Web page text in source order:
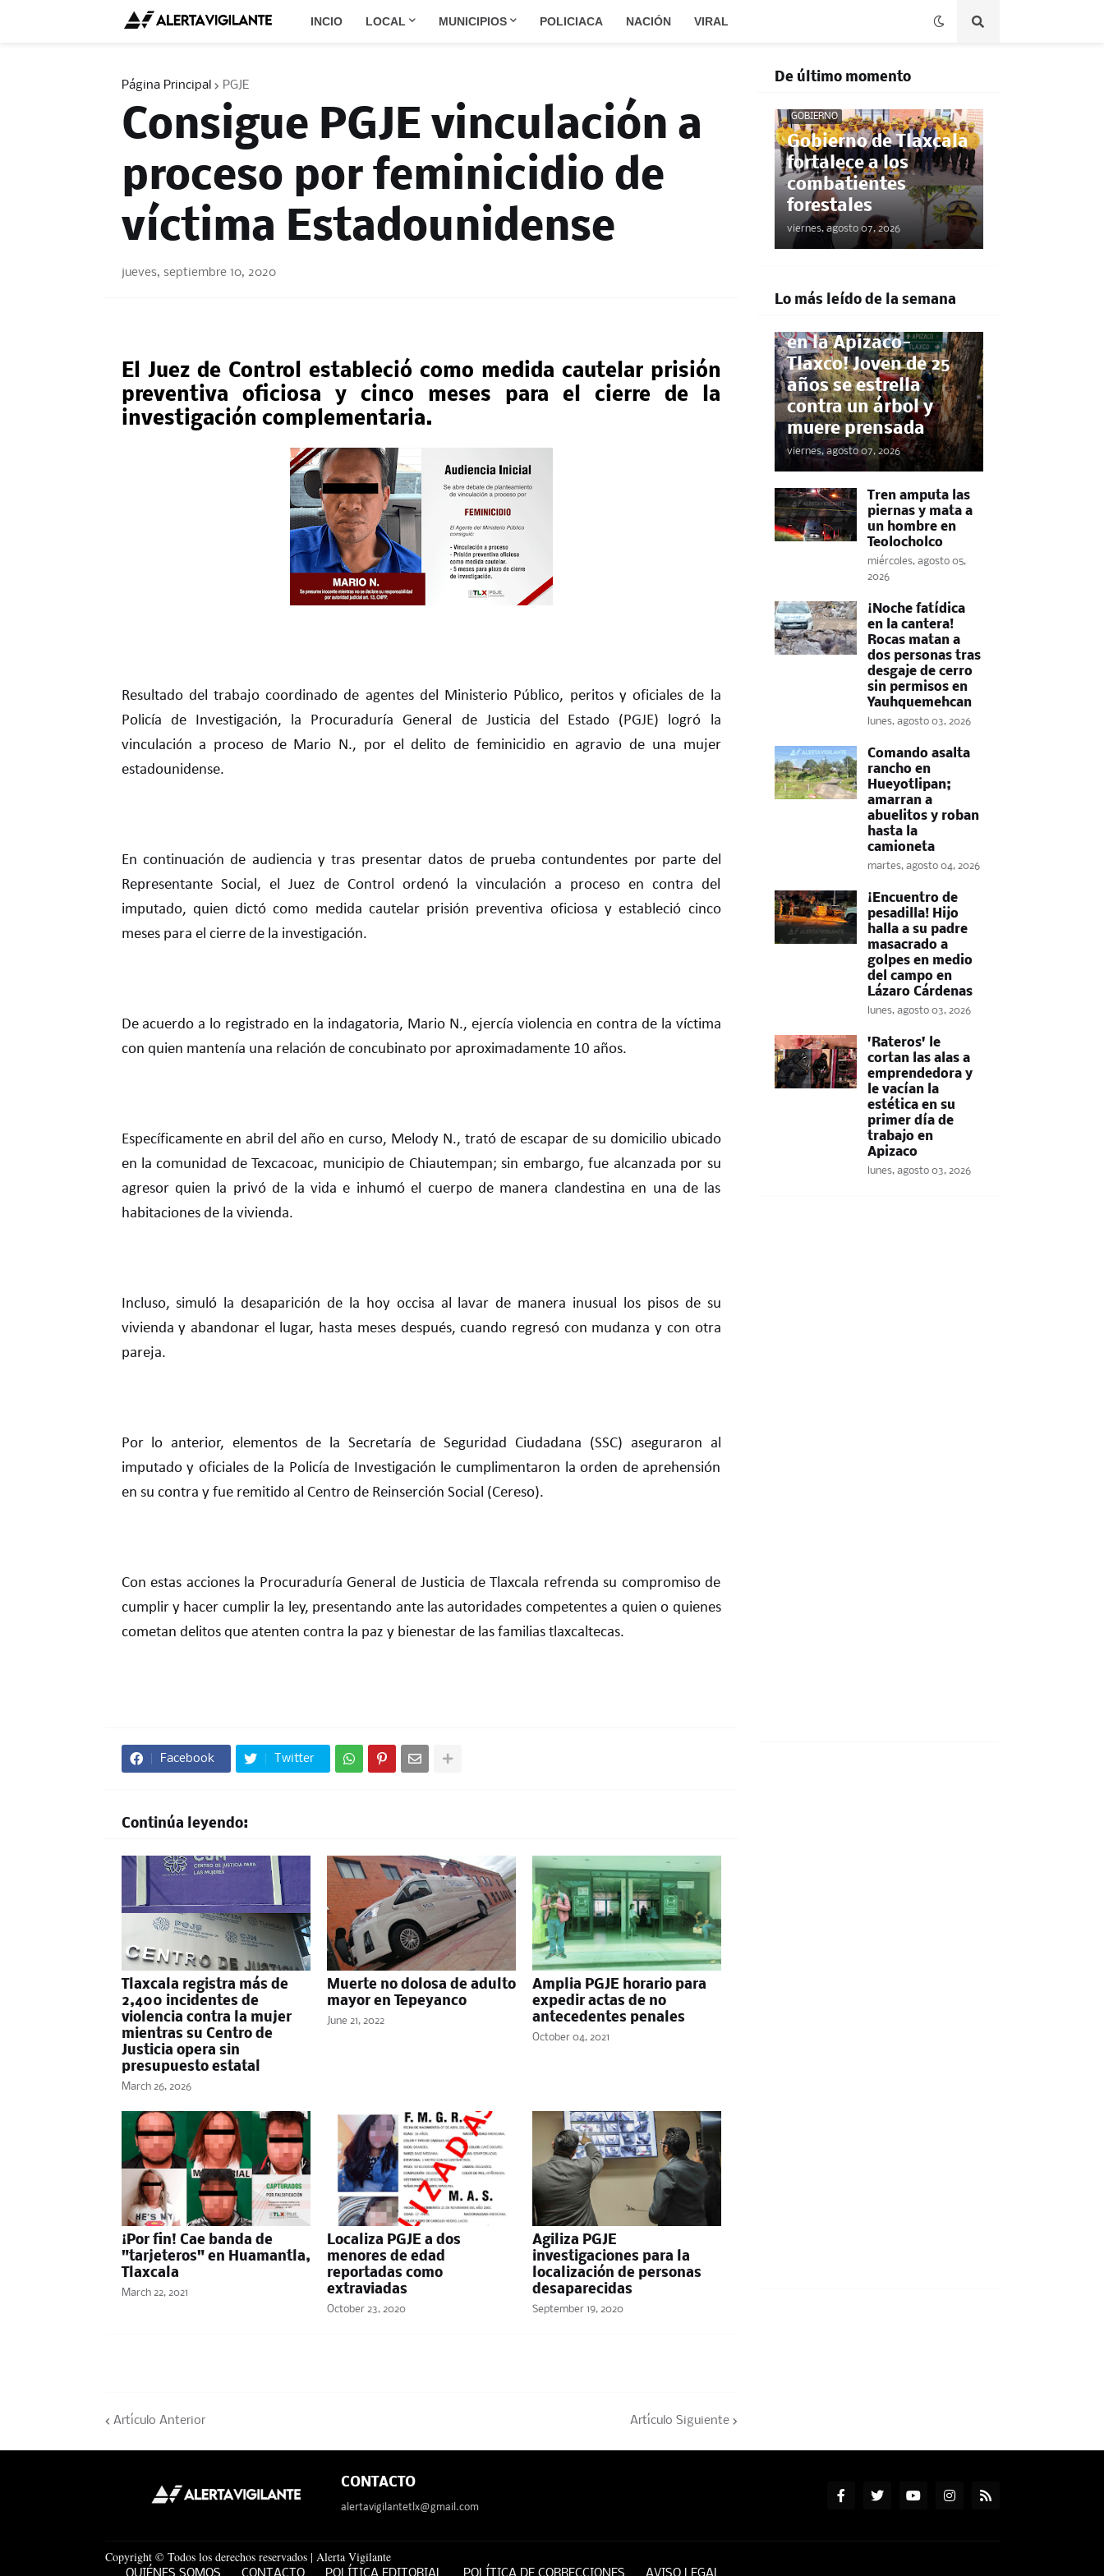
INCIO LOCAL MUNICIPIOS POLICIACA NACIÓN VIRAL
Página Principal PGJE
Consigue PGJE vinculación a
proceso por feminicidio de
víctima Estadounidense
jueves, septiembre 10, 2020
El Juez de Control estableció como medida cautelar prisión
preventiva oficiosa y cinco meses para el cierre de la
investigación complementaria.
Resultado del trabajo coordinado de agentes del Ministerio Público, peritos y oficiales de la
Policía de Investigación, la Procuraduría General de Justicia del Estado (PGJE) logró la
vinculación a proceso de Mario N., por el delito de feminicidio en agravio de una mujer
estadounidense.
En continuación de audiencia y tras presentar datos de prueba contundentes por parte del
Representante Social, el Juez de Control ordenó la vinculación a proceso en contra del
imputado, quien dictó como medida cautelar prisión preventiva oficiosa y estableció cinco
meses para el cierre de la investigación.
De acuerdo a lo registrado en la indagatoria, Mario N., ejercía violencia en contra de la víctima
con quien mantenía una relación de concubinato por aproximadamente 10 años.
Específicamente en abril del año en curso, Melody N., trató de escapar de su domicilio ubicado
en la comunidad de Texcacoac, municipio de Chiautempan; sin embargo, fue alcanzada por su
agresor quien la privó de la vida e inhumó el cuerpo de manera clandestina en una de las
habitaciones de la vivienda.
Incluso, simuló la desaparición de la hoy occisa al lavar de manera inusual los pisos de su
vivienda y abandonar el lugar, hasta meses después, cuando regresó con mudanza y con otra
pareja.
Por lo anterior, elementos de la Secretaría de Seguridad Ciudadana (SSC) aseguraron al
imputado y oficiales de la Policía de Investigación le cumplimentaron la orden de aprehensión
en su contra y fue remitido al Centro de Reinserción Social (Cereso).
Con estas acciones la Procuraduría General de Justicia de Tlaxcala refrenda su compromiso de
cumplir y hacer cumplir la ley, presentando ante las autoridades competentes a quien o quienes
cometan delitos que atenten contra la paz y bienestar de las familias tlaxcaltecas.
Facebook Twitter
Continúa leyendo:
Tlaxcala registra más de
2,400 incidentes de
violencia contra la mujer
mientras su Centro de
Justicia opera sin
presupuesto estatal
March 26, 2026
Muerte no dolosa de adulto
mayor en Tepeyanco
June 21, 2022
Amplia PGJE horario para
expedir actas de no
antecedentes penales
October 04, 2021
¡Por fin! Cae banda de
"tarjeteros" en Huamantla,
Tlaxcala
March 22, 2021
Localiza PGJE a dos
menores de edad
reportadas como
extraviadas
October 23, 2020
Agiliza PGJE
investigaciones para la
localización de personas
desaparecidas
September 19, 2020
Artículo Anterior Artículo Siguiente
De último momento
GOBIERNO
Gobierno de Tlaxcala
fortalece a los
combatientes
forestales
viernes, agosto 07, 2026
Lo más leído de la semana
POLICÍACA
en la Apizaco-
Tlaxco! Joven de 25
años se estrella
contra un árbol y
muere prensada
viernes, agosto 07, 2026
Tren amputa las
piernas y mata a
un hombre en
Teolocholco
miércoles, agosto 05,
2026
​¡Noche fatídica
en la cantera!
Rocas matan a
dos personas tras
desgaje de cerro
sin permisos en
Yauhquemehcan
lunes, agosto 03, 2026
Comando asalta
rancho en
Hueyotlipan;
amarran a
abuelitos y roban
hasta la
camioneta
martes, agosto 04, 2026
​¡Encuentro de
pesadilla! Hijo
halla a su padre
masacrado a
golpes en medio
del campo en
Lázaro Cárdenas
lunes, agosto 03, 2026
'Rateros' le
cortan las alas a
emprendedora y
le vacían la
estética en su
primer día de
trabajo en
Apizaco
lunes, agosto 03, 2026
CONTACTO
alertavigilantetlx@gmail.com
Copyright © Todos los derechos reservados | Alerta Vigilante